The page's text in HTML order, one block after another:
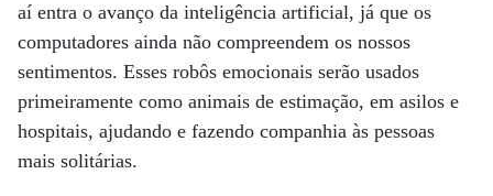
aí entra o avanço da inteligência artificial, já que os
computadores ainda não compreendem os nossos
sentimentos. Esses robôs emocionais serão usados
primeiramente como animais de estimação, em asilos e
hospitais, ajudando e fazendo companhia às pessoas
mais solitárias.